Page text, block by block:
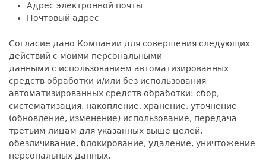
Адрес электронной почты
Почтовый адрес
Согласие дано Компании для совершения следующих
действий с моими персональными
данными с использованием автоматизированных
средств обработки и/или без использования
автоматизированных средств обработки: сбор,
систематизация, накопление, хранение, уточнение
(обновление, изменение) использование, передача
третьим лицам для указанных выше целей,
обезличивание, блокирование, удаление, уничтожение
персональных данных.